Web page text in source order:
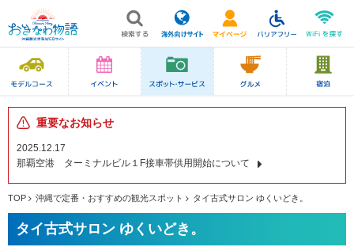
重要なお知らせ
2025.12.17
那覇空港 ターミナルビル１F接車帯供用開始について
TOP 沖縄で定番・おすすめの観光スポット タイ古式サロン ゆくいどき。
タイ古式サロン ゆくいどき。